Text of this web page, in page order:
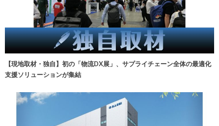
【現地取材・独自】初の「物流DX展」、サプライチェーン全体の最適化
支援ソリューションが集結